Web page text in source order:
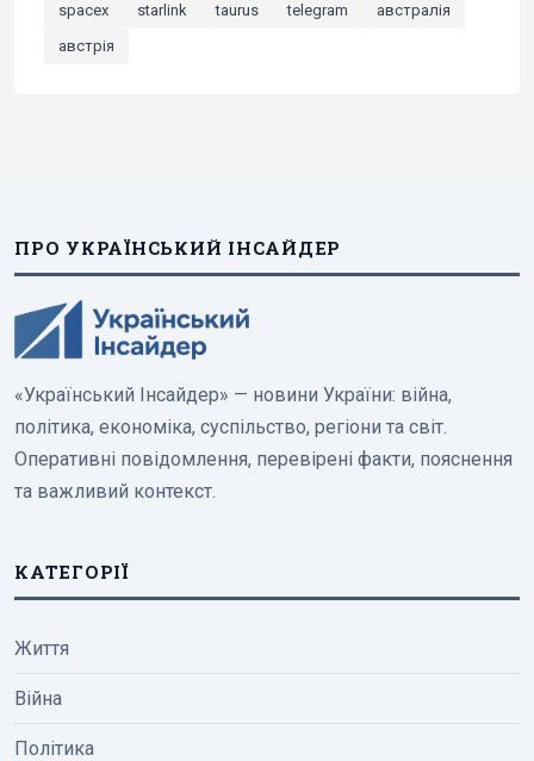
spacex
starlink taurus telegram
австралія
австрія
ПРО УКРАЇНСЬКИЙ ІНСАЙДЕР
«Український Інсайдер» — новини України: війна,
політика, економіка, суспільство, регіони та світ.
Оперативні повідомлення, перевірені факти, пояснення
та важливий контекст.
КАТЕГОРІЇ
Життя
Війна
Політика